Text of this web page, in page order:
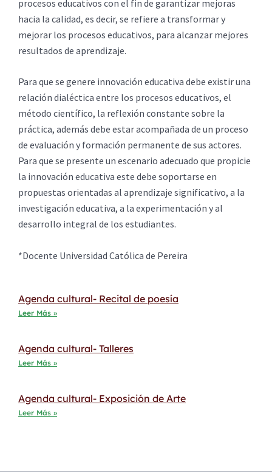
procesos educativos con el fin de garantizar mejoras
hacia la calidad, es decir, se refiere a transformar y
mejorar los procesos educativos, para alcanzar mejores
resultados de aprendizaje.
Para que se genere innovación educativa debe existir una
relación dialéctica entre los procesos educativos, el
método científico, la reflexión constante sobre la
práctica, además debe estar acompañada de un proceso
de evaluación y formación permanente de sus actores.
Para que se presente un escenario adecuado que propicie
la innovación educativa este debe soportarse en
propuestas orientadas al aprendizaje significativo, a la
investigación educativa, a la experimentación y al
desarrollo integral de los estudiantes.
*Docente Universidad Católica de Pereira
Agenda cultural- Recital de poesía
Leer Más »
Agenda cultural- Talleres
Leer Más »
Agenda cultural- Exposición de Arte
Leer Más »